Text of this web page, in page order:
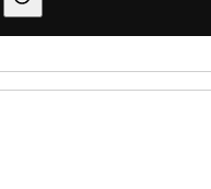
Sustainability-related information